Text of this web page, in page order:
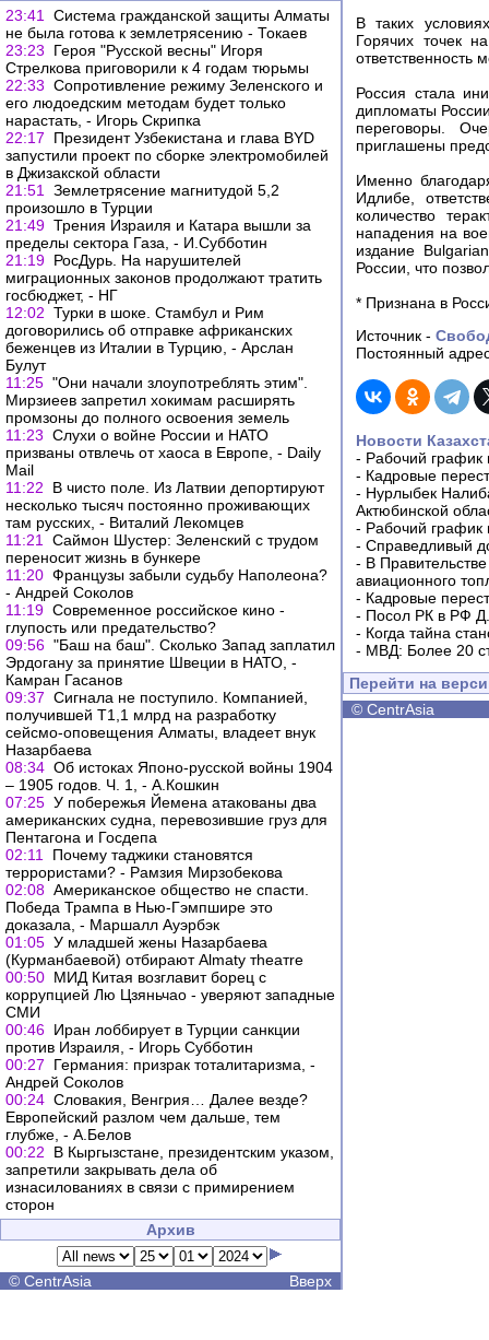
23:41
Система гражданской защиты Алматы
не была готова к землетрясению - Токаев
23:23
Героя "Русской весны" Игоря
Стрелкова приговорили к 4 годам тюрьмы
22:33 Сопротивление режиму Зеленского и
его людоедским методам будет только
нарастать, - Игорь Скрипка
22:17
Президент Узбекистана и глава BYD
запустили проект по сборке электромобилей
в Джизакской области
21:51
Землетрясение магнитудой 5,2
произошло в Турции
21:49 Трения Израиля и Катара вышли за
пределы сектора Газа, - И.Субботин
21:19 РосДурь. На нарушителей
миграционных законов продолжают тратить
госбюджет, - НГ
12:02 Турки в шоке. Стамбул и Рим
договорились об отправке африканских
беженцев из Италии в Турцию, - Арслан
Булут
11:25 "Они начали злоупотреблять этим".
Мирзиеев запретил хокимам расширять
промзоны до полного освоения земель
11:23 Слухи о войне России и НАТО
призваны отвлечь от хаоса в Европе, - Daily
Mail
11:22
В чисто поле. Из Латвии депортируют
несколько тысяч постоянно проживающих
там русских, - Виталий Лекомцев
11:21
Саймон Шустер: Зеленский с трудом
переносит жизнь в бункере
11:20 Французы забыли судьбу Наполеона?
- Андрей Соколов
11:19 Современное российское кино -
глупость или предательство?
09:56 "Баш на баш". Сколько Запад заплатил
Эрдогану за принятие Швеции в НАТО, -
Камран Гасанов
09:37 Сигнала не поступило. Компанией,
получившей Т1,1 млрд на разработку
сейсмо-оповещения Алматы, владеет внук
Назарбаева
08:34 Об истоках Японо-русской войны 1904
– 1905 годов. Ч. 1, - А.Кошкин
07:25 У побережья Йемена атакованы два
американских судна, перевозившие груз для
Пентагона и Госдепа
02:11
Почему таджики становятся
террористами? - Рамзия Мирзобекова
02:08 Американское общество не спасти.
Победа Трампа в Нью-Гэмпшире это
доказала, - Маршалл Ауэрбэк
01:05 У младшей жены Назарбаева
(Курманбаевой) отбирают Almaty тheaтre
00:50 МИД Китая возглавит борец с
коррупцией Лю Цзяньчао - уверяют западные
СМИ
00:46 Иран лоббирует в Турции санкции
против Израиля, - Игорь Субботин
00:27
Германия: призрак тоталитаризма, -
Андрей Соколов
00:24 Словакия, Венгрия… Далее везде?
Европейский разлом чем дальше, тем
глубже, - А.Белов
00:22
В Кыргызстане, президентским указом,
запретили закрывать дела об
изнасилованиях в связи с примирением
сторон
Архив
© CentrAsia Вверх
В таких
Горячих точек
ответственность
Россия стала
дипломаты
переговоры.
приглашены
Именно
Идлибе,
количество
нападения на
издание
России, что
* Признана в
Источник -
Постоянный
Новости
- Рабочий график
- Кадровые
- Нурлыбек
Актюбинской
- Рабочий график
- Справедливый
- В
авиационного
- Кадровые
- Посол РК в РФ
- Когда тайна
- МВД: Более 20
Перейти на
© CentrAsia